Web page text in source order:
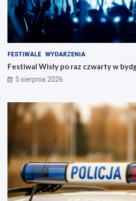
FESTIWALE WYDARZENIA
Festiwal Wisły po raz czwarty w
5 sierpnia 2026